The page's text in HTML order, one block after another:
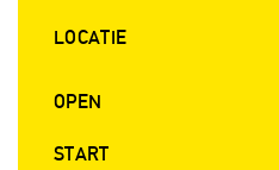
LOCATIE
OPEN
START